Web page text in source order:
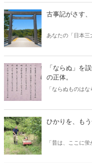
いとか？ その意
をご紹介します。
古事記がさす
あなたの「日本三
三社目はどこか
は熱田や春日と
一社が浮かびま
「ならぬ」を
の正体。
「ならぬものは
らせません。多
が、なぜ百五十
かけたくなる問
「昔は、ここに
た、たった一匹